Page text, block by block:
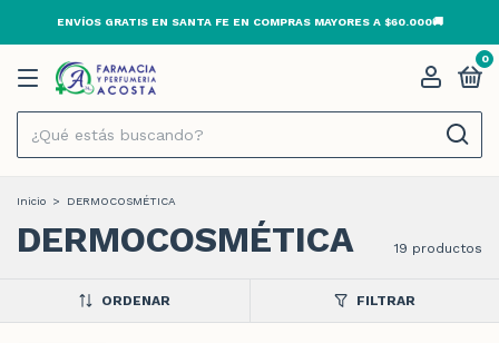
ENVÍOS GRATIS EN SANTA FE EN COMPRAS MAYORES A $60.000🚚
0
Inicio > DERMOCOSMÉTICA
DERMOCOSMÉTICA 19 productos
ORDENAR FILTRAR